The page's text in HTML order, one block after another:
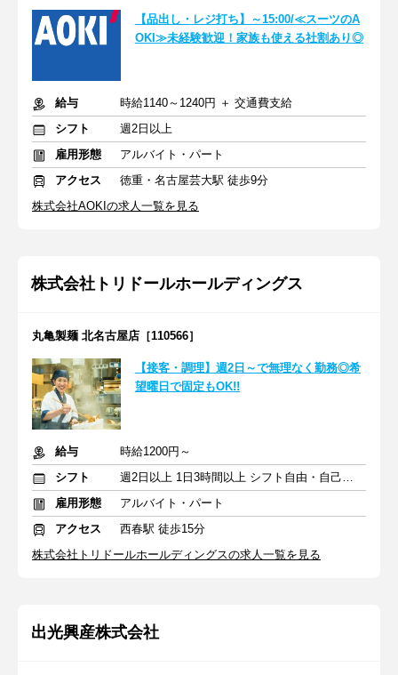
【品出し・レジ打ち】～15:00/≪スーツのA
OKI≫未経験歓迎！家族も使える社割あり◎
給与
時給1140～1240円 ＋ 交通費支給
シフト
週2日以上
雇用形態
アルバイト・パート
アクセス
徳重・名古屋芸大駅 徒歩9分
株式会社AOKIの求人一覧を見る
株式会社トリドールホールディングス
丸亀製麺 北名古屋店［110566］
【接客・調理】週2日～で無理なく勤務◎希
望曜日で固定もOK!!
給与
時給1200円～
シフト
週2日以上 1日3時間以上 シフト自由・自己申告
雇用形態
アルバイト・パート
アクセス
西春駅 徒歩15分
株式会社トリドールホールディングスの求人一覧を見る
出光興産株式会社